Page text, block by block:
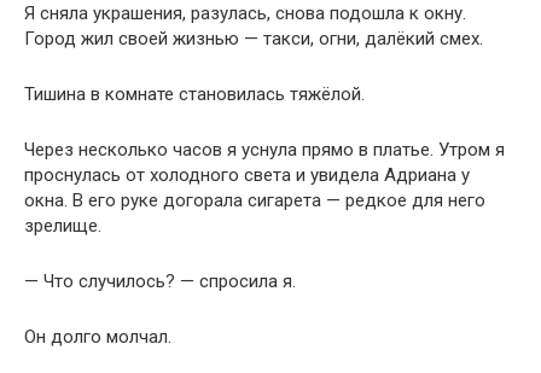
Я сняла украшения, разулась, снова подошла к окну.
Город жил своей жизнью — такси, огни, далёкий смех.
Тишина в комнате становилась тяжёлой.
Через несколько часов я уснула прямо в платье. Утром я
проснулась от холодного света и увидела Адриана у
окна. В его руке догорала сигарета — редкое для него
зрелище.
— Что случилось? — спросила я.
Он долго молчал.